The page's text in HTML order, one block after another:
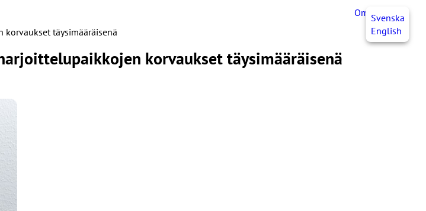
OmaJHLSvenska
English
täysimääräisenä
korvaukset täysimääräisenä